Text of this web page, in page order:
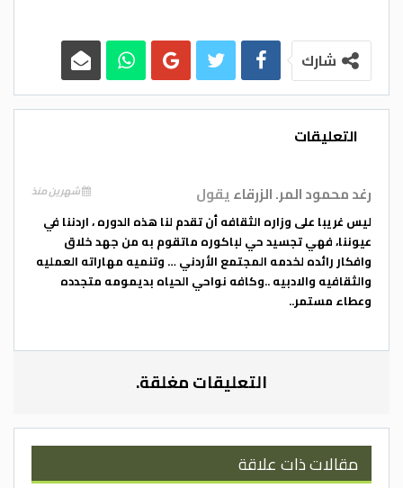
وحول تفاصيل البرنامج التدريبي، أوضحت
الوزارة أن الدورة التدريبية الواحدة في كل
وتدمج الورشات بين التعليم النظري داخل
القاعات والتطبيق العملي الميداني لتطوير
مهارات المتدربين في التقاط الصورة، والتعامل
مع الإضاءة، وتكوين الكادرات الاحترافية
وتوثيق التفاصيل بدقة. ويسعى هذا البرنامج
اللازمة لتوثيق جماليات بيئتهم المحلية
وفي ختام جولة الدروات، سيتم تنظيم معرض
ختامي مركزي كبير، يجمع المشاركين
المتميزين من كافة محافظات المملكة،
شارك
التعليقات
رغد محمود المر. الزرقاءيقول شهرين منذ
ليس غريبا على وزاره الثقافه أن تقدم لنا هذه الدوره ، اردننا في
عيوننا، فهي تجسيد حي لباكوره ماتقوم به من جهد خلاق
وافكار رائده لخدمه المجتمع الأردني … وتنميه مهاراته العمليه
والثقافيه والادبيه ..وكافه نواحي الحياه بديمومه متجدده
وعطاء مستمر..
التعليقات مغلقة.
مقالات ذات علاقة